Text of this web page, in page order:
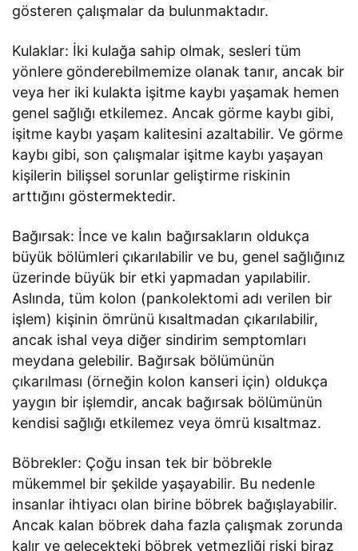
gösteren çalışmalar da bulunmaktadır.
Kulaklar: İki kulağa sahip olmak, sesleri tüm
yönlere gönderebilmemize olanak tanır, ancak bir
veya her iki kulakta işitme kaybı yaşamak hemen
genel sağlığı etkilemez. Ancak görme kaybı gibi,
işitme kaybı yaşam kalitesini azaltabilir. Ve görme
kaybı gibi, son çalışmalar işitme kaybı yaşayan
kişilerin bilişsel sorunlar geliştirme riskinin
arttığını göstermektedir.
Bağırsak: İnce ve kalın bağırsakların oldukça
büyük bölümleri çıkarılabilir ve bu, genel sağlığınız
üzerinde büyük bir etki yapmadan yapılabilir.
Aslında, tüm kolon (pankolektomi adı verilen bir
işlem) kişinin ömrünü kısaltmadan çıkarılabilir,
ancak ishal veya diğer sindirim semptomları
meydana gelebilir. Bağırsak bölümünün
çıkarılması (örneğin kolon kanseri için) oldukça
yaygın bir işlemdir, ancak bağırsak bölümünün
kendisi sağlığı etkilemez veya ömrü kısaltmaz.
Böbrekler: Çoğu insan tek bir böbrekle
mükemmel bir şekilde yaşayabilir. Bu nedenle
insanlar ihtiyacı olan birine böbrek bağışlayabilir.
Ancak kalan böbrek daha fazla çalışmak zorunda
kalır ve gelecekteki böbrek yetmezliği riski biraz